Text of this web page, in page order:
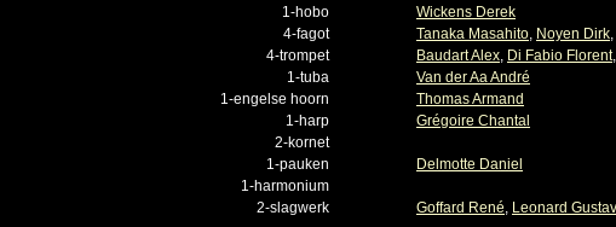
1-hobo
Wickens Derek
4-fagot
Tanaka Masahito, Noyen Dirk,
4-trompet
Baudart Alex, Di Fabio Florent,
1-tuba
Van der Aa André
1-engelse hoorn
Thomas Armand
1-harp
Grégoire Chantal
2-kornet
1-pauken
Delmotte Daniel
1-harmonium
2-slagwerk
Goffard René, Leonard